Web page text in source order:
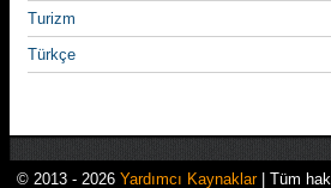
Turizm
Türkçe
© 2013 - 2026 Yardımcı Kaynaklar| Tüm